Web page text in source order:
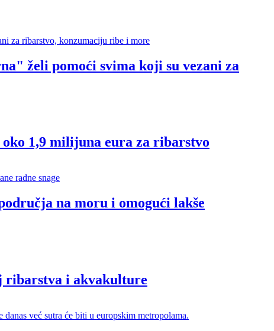
želi pomoći svima koji su vezani za
1,9 milijuna eura za ribarstvo
na moru i omogući lakše
ribarstva i akvakulture